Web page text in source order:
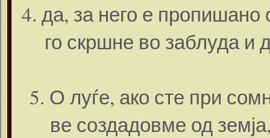
4. да, за него е пропишано
го скршне во заблуда и
5. О луѓе, ако сте при
ве создадовме од